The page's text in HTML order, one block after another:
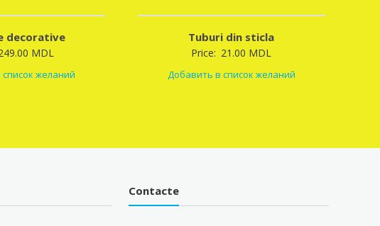
decorative
MDL
желаний
Tuburi din sticla
Price: 21.00 MDL
Добавить в список желаний
Contacte